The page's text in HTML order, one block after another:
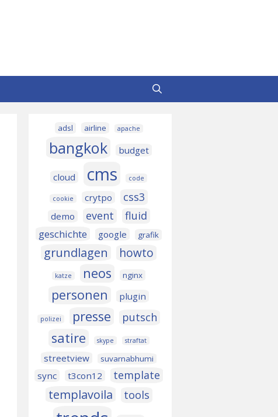
adsl airline apache
bangkok budget
cloud cms code
cookie crytpo css3
demo event fluid
geschichte google grafik
grundlagen howto
katze neos nginx
personen plugin
polizei presse putsch
satire skype straftat
streetview suvarnabhumi
sync t3con12 template
templavoila tools